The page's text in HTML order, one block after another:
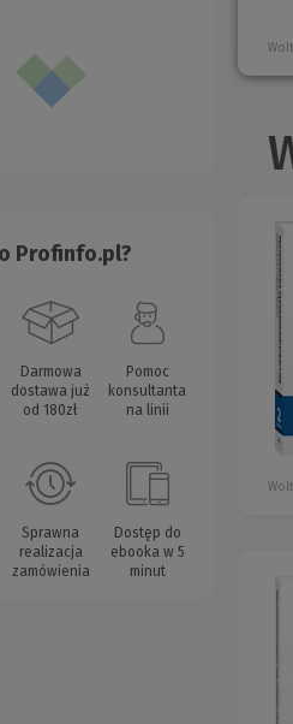
Profinfo.pl?
Darmowa
dostawa już
od 180zł
Pomoc
konsultanta
na linii
Sprawna
realizacja
zamówienia
Dostęp do
ebooka w 5
minut